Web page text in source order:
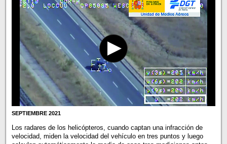
SEPTIEMBRE 2021
Los radares de los helicópteros, cuando captan una infracción de
velocidad, miden la velocidad del vehículo en tres puntos y luego